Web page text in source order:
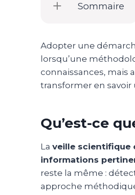
Sommaire
Adopter une
lorsqu’une
connaissances, mais
transformer en
Qu’est-ce
La veille scientifique
informations
reste la même :
approche